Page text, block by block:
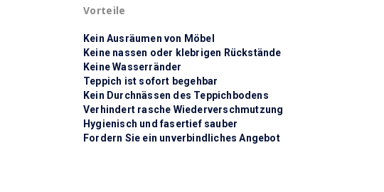
Vorteile
Kein Ausräumen von Möbel
Keine nassen oder klebrigen Rückstände
Keine Wasserränder
Teppich ist sofort begehbar
Kein Durchnässen des Teppichbodens
Verhindert rasche Wiederverschmutzung
Hygienisch und fasertief sauber
Fordern Sie ein unverbindliches Angebot